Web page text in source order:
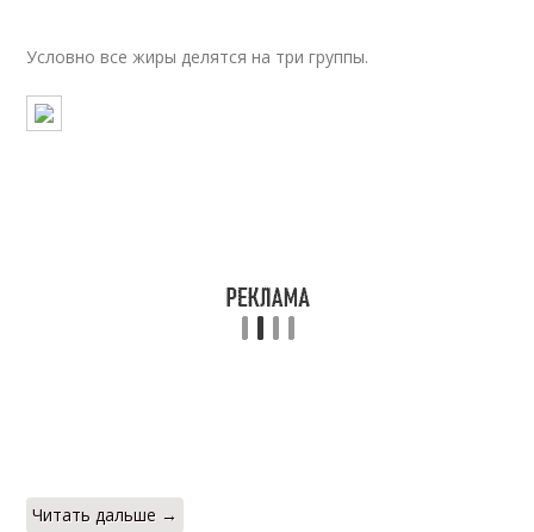
Условно все жиры делятся на три группы.
Читать дальше →